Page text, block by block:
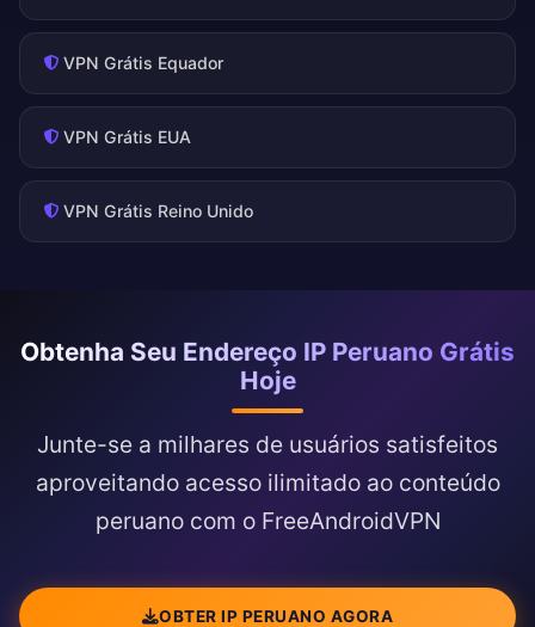
VPN Grátis Equador
VPN Grátis EUA
VPN Grátis Reino Unido
Obtenha Seu Endereço IP Peruano Grátis
Hoje
Junte-se a milhares de usuários satisfeitos
aproveitando acesso ilimitado ao conteúdo
peruano com o FreeAndroidVPN
OBTER IP PERUANO AGORA